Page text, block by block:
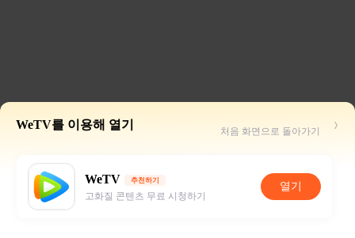
WeTV를 이용해 열기 처음 화면으로 돌아가기
WeTV 추천하기
고화질 콘텐츠 무료 시청하기
열기